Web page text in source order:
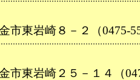
市東岩崎８－２（0475-
市東岩崎２５－１４（